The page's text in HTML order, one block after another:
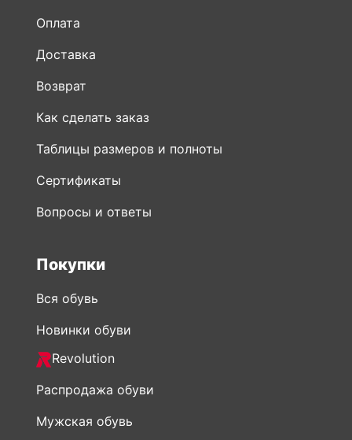
Оплата
Доставка
Возврат
Как сделать заказ
Таблицы размеров и полноты
Сертификаты
Вопросы и ответы
Покупки
Вся обувь
Новинки обуви
Revolution
Распродажа обуви
Мужская обувь